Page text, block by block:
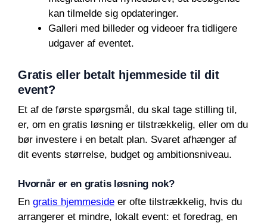
kan tilmelde sig opdateringer.
Galleri med billeder og videoer fra tidligere
udgaver af eventet.
Gratis eller betalt hjemmeside til dit
event?
Et af de første spørgsmål, du skal tage stilling til,
er, om en gratis løsning er tilstrækkelig, eller om du
bør investere i en betalt plan. Svaret afhænger af
dit events størrelse, budget og ambitionsniveau.
Hvornår er en gratis løsning nok?
En gratis hjemmeside er ofte tilstrækkelig, hvis du
arrangerer et mindre, lokalt event: et foredrag, en